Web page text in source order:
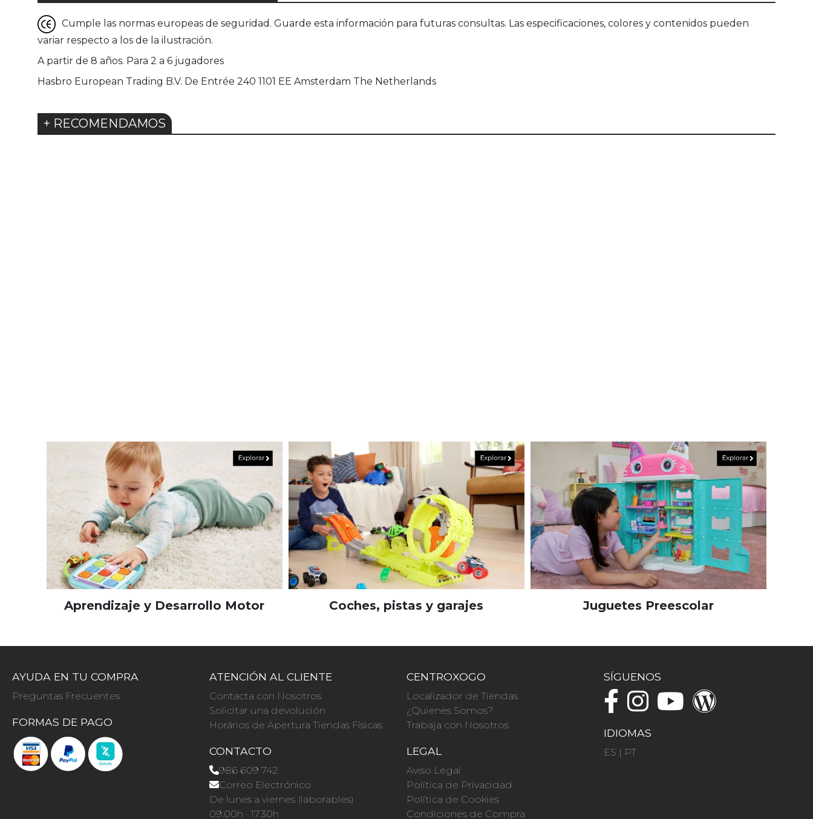
Cumple las normas europeas de seguridad. Guarde esta información para futuras consultas. Las especificaciones, colores y contenidos pueden
variar respecto a los de la ilustración.
A partir de 8 años. Para 2 a 6 jugadores
Hasbro European Trading B.V. De Entrée 240 1101 EE Amsterdam The Netherlands
+ RECOMENDAMOS
Aprendizaje y Desarrollo Motor Coches, pistas y garajes Juguetes Preescolar
AYUDA EN TU COMPRA
Preguntas Frecuentes
FORMAS DE PAGO
ATENCIÓN AL CLIENTE
Contacta con Nosotros
Solicitar una devolución
Horários de Apertura Tiendas Físicas
CONTACTO
986 609 742
Correo Electrónico
De lunes a viernes (laborables)
09.00h · 17.30h
CENTROXOGO
Localizador de Tiendas
¿Quienes Somos?
Trabaja con Nosotros
LEGAL
Aviso Legal
Política de Privacidad
Política de Cookies
Condiciones de Compra
SÍGUENOS
IDIOMAS
ES | PT